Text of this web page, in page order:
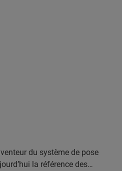
du système de pose
la référence des